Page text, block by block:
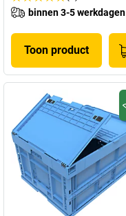
binnen 3-5 werkdagen
Toon product